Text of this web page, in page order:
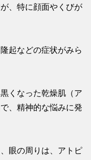
、特に顔面やくびが
起などの症状がみら
くなった乾燥肌（ア
、精神的な悩みに発
眼の周りは、アトピ